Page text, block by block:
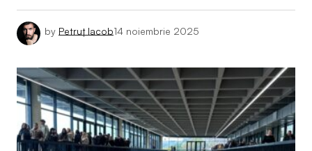
by Petruț Iacob14 noiembrie 2025